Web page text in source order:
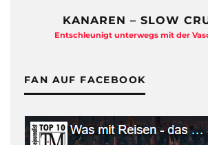
KANAREN – SLOW
Entschleunigt unterwegs mit der
FAN AUF FACEBOOK